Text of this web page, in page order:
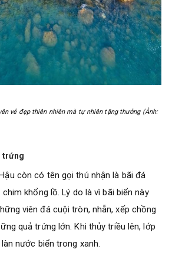
vẻ đẹp thiên nhiên mà tự nhiên tặng thưởng (Ảnh:
trứng
còn có tên gọi thú nhận là bãi đá
khổng lồ. Lý do là vì bãi biển này
viên đá cuội tròn, nhẵn, xếp chồng
quả trứng lớn. Khi thủy triều lên, lớp
nước biển trong xanh.